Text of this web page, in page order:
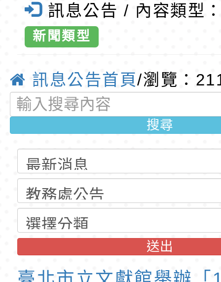
招錄取公告
梯代理教師甄選第8
東門國小附設幼兒園
第1學期第2梯代理教
招錄取公告(尚有缺
清華光罩教學專業論
動時代中的好老師：
教師韌性
轉環境部「淨零綠領
程」
轉農業部桃園區農業
「115年食農教育專
訓練課程」，歡迎已
育專業人員資格者報
錄取公告-桃園市桃
民小學115學年度「
理人員」甄選
東門國小115學年度
梯特教代課教師甄選
公告(尚有缺額)
錄取公告-桃園市桃
民小學115學年度「
班教師助理員」甄選
東門國小115學年度
梯特教代理教師甄選
公告(尚有缺額)
東門國小附設幼兒園
第1學期第2梯代理教
招錄取公告
東門國小115學年度
梯代理教師甄選第8
東門國小附設幼兒園
第1學期第2梯代理教
門國小全球資
訊息公告 / 內容類型
新聞類型
訊息公告首頁/瀏覽：
搜尋
送出